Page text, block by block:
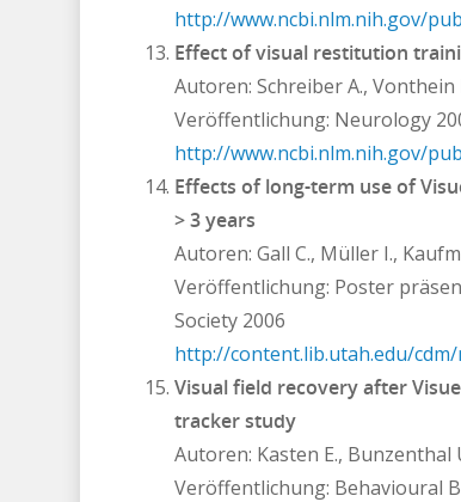
http://www.ncbi.nlm.nih.gov/
Effect of visual restitution
Autoren: Schreiber A., Vonthein
Veröffentlichung: Neurology
http://www.ncbi.nlm.nih.gov/
Effects of long-term use of
> 3 years
Autoren: Gall C., Müller I.,
Veröffentlichung: Poster
Society 2006
http://content.lib.utah.edu/
Visual field recovery after
tracker study
Autoren: Kasten E., Bunzenthal
Veröffentlichung: Behavioural